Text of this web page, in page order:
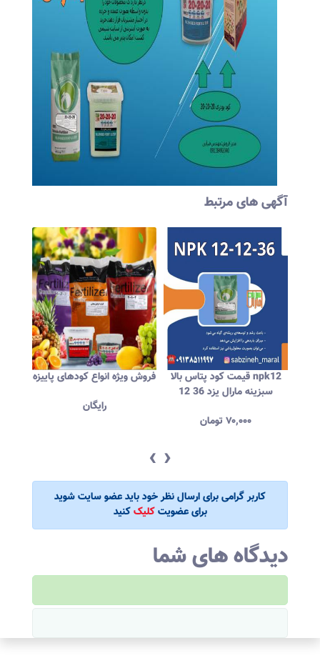
آگهی های مرتبط
فروش ویژه انواع کودهای پاییزه
رایگان
قیمت کود پتاس بالا npk12
12 36 سبزینه مارال یزد
۷۰,۰۰۰تومان
‹ ›
کاربر گرامی برای ارسال نظر خود باید عضو سایت شوید
برای عضویتکلیککنید
دیدگاه های شما